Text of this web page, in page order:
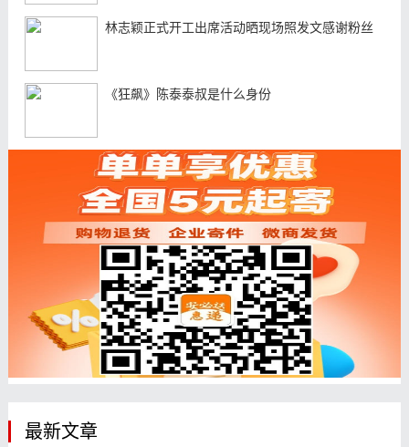
林志颖正式开工出席活动晒现场照发文感谢粉丝
《狂飙》陈泰泰叔是什么身份
最新文章